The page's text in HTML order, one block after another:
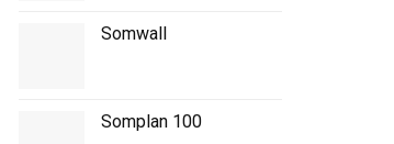
Somwall
Somplan 100